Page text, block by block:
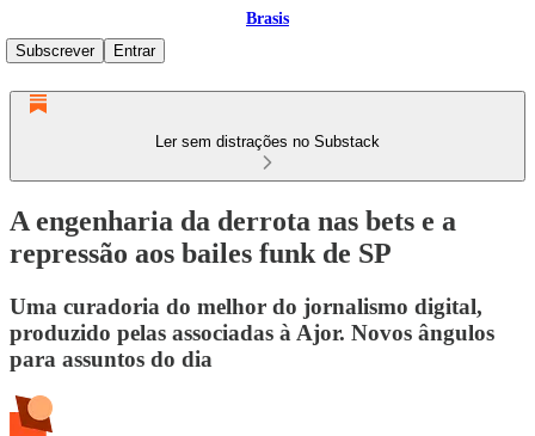
Brasis
Subscrever
Entrar
Ler sem distrações no Substack
A engenharia da derrota nas bets e a
repressão aos bailes funk de SP
Uma curadoria do melhor do jornalismo digital,
produzido pelas associadas à Ajor. Novos ângulos
para assuntos do dia